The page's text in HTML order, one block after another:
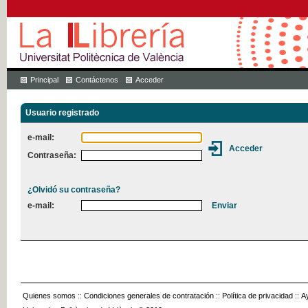
Principal Contáctenos Acceder
Usuario registrado
e-mail:
Contraseña:
¿Olvidó su contraseña?
e-mail:
Quienes somos :: Condiciones generales de contratación :: Política de privacidad ::